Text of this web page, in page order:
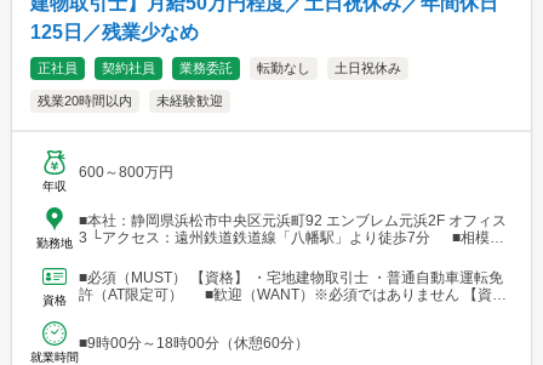
125日／残業少なめ
正社員 契約社員 業務委託 転勤なし 土日祝休み
残業20時間以内 未経験歓迎
年収
600～800万円
勤務地
■本社：静岡県浜松市中央区元浜町92 エンブレム元浜2F オフィス
3 └アクセス：遠州鉄道鉄道線「八幡駅」より徒歩7分 ■相模原
「橋本駅」よりバス25分
資格
■必須（MUST） 【資格】 ・宅地建物取引士 ・普通自動車運転免
許（AT限定可） ■歓迎（WANT）※必須ではありません 【資
就業時間
■9時00分～18時00分（休憩60分）